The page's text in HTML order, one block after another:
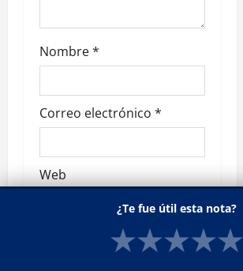
a
s
Nombre*
Correo electrónico *
Web
Suscríbete al boletín
¿Te fue útil esta nota?
★★★★★